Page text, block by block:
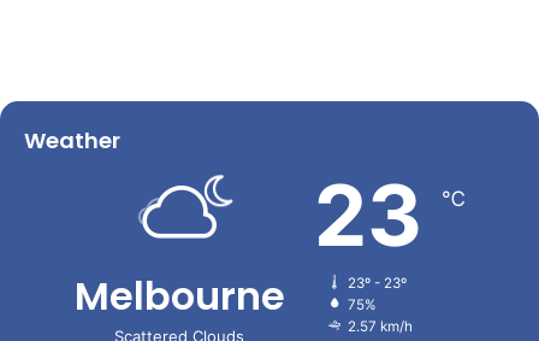
Weather
Melbourne
Scattered Clouds
23 ℃
23º - 23º
75%
2.57 km/h